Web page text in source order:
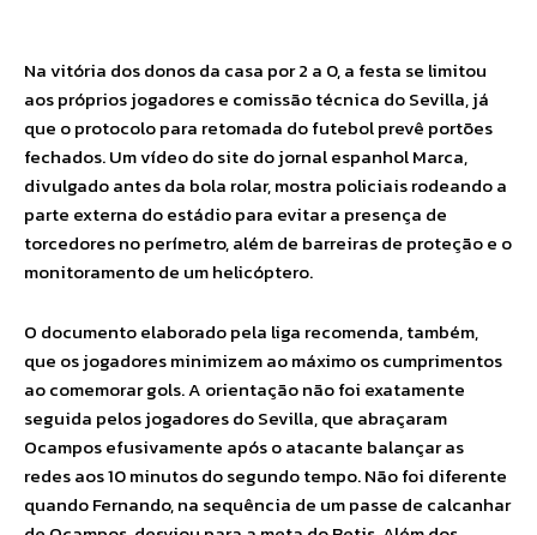
Na vitória dos donos da casa por 2 a 0, a festa se limitou
aos próprios jogadores e comissão técnica do Sevilla, já
que o protocolo para retomada do futebol prevê portões
fechados. Um vídeo do site do jornal espanhol Marca,
divulgado antes da bola rolar, mostra policiais rodeando a
parte externa do estádio para evitar a presença de
torcedores no perímetro, além de barreiras de proteção e o
monitoramento de um helicóptero.
O documento elaborado pela liga recomenda, também,
que os jogadores minimizem ao máximo os cumprimentos
ao comemorar gols. A orientação não foi exatamente
seguida pelos jogadores do Sevilla, que abraçaram
Ocampos efusivamente após o atacante balançar as
redes aos 10 minutos do segundo tempo. Não foi diferente
quando Fernando, na sequência de um passe de calcanhar